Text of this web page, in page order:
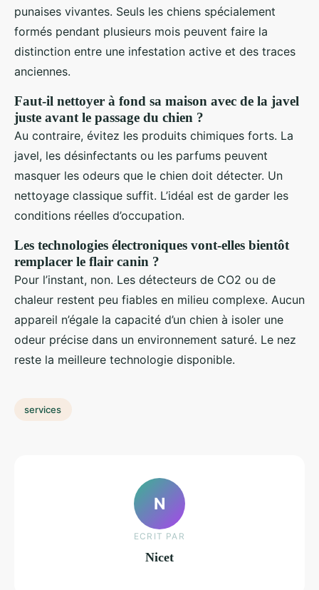
punaises vivantes. Seuls les chiens spécialement
formés pendant plusieurs mois peuvent faire la
distinction entre une infestation active et des traces
anciennes.
Faut-il nettoyer à fond sa maison avec de la javel
juste avant le passage du chien ?
Au contraire, évitez les produits chimiques forts. La
javel, les désinfectants ou les parfums peuvent
masquer les odeurs que le chien doit détecter. Un
nettoyage classique suffit. L’idéal est de garder les
conditions réelles d’occupation.
Les technologies électroniques vont-elles bientôt
remplacer le flair canin ?
Pour l’instant, non. Les détecteurs de CO2 ou de
chaleur restent peu fiables en milieu complexe. Aucun
appareil n’égale la capacité d’un chien à isoler une
odeur précise dans un environnement saturé. Le nez
reste la meilleure technologie disponible.
services
N
ECRIT PAR
Nicet